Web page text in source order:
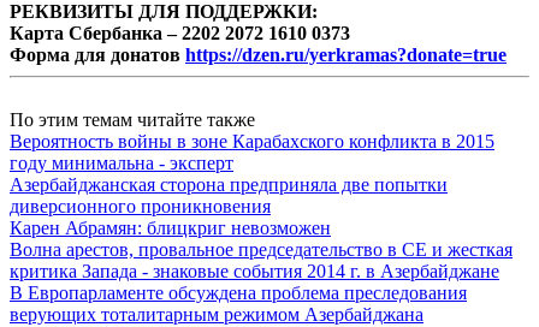
РЕКВИЗИТЫ ДЛЯ ПОДДЕРЖКИ:
Карта Сбербанка – 2202 2072 1610 0373
Форма для донатов https://dzen.ru/yerkramas?donate=true
По этим темам читайте также
Вероятность войны в зоне Карабахского конфликта в 2015
году минимальна - эксперт
Азербайджанская сторона предприняла две попытки
диверсионного проникновения
Карен Абрамян: блицкриг невозможен
Волна арестов, провальное председательство в СЕ и жесткая
критика Запада - знаковые события 2014 г. в Азербайджане
В Европарламенте обсуждена проблема преследования
верующих тоталитарным режимом Азербайджана